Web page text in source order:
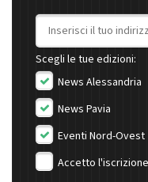
Indirizzo email
Scegli le tue edizioni:
News Alessandria
News Pavia
Eventi Nord-Ovest
Accetto